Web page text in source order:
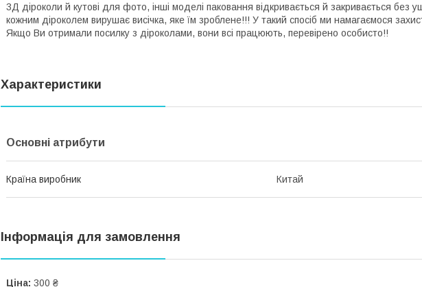
3Д діроколи й кутові для фото, інші моделі паковання відкривається й закривається без
кожним діроколем вирушає висічка, яке їм зроблене!!! У такий спосіб ми намагаємося
Якщо Ви отримали посилку з діроколами, вони всі працюють, перевірено особисто!!
Характеристики
Основні атрибути
Країна виробник Китай
Інформація для замовлення
Ціна: 300 ₴